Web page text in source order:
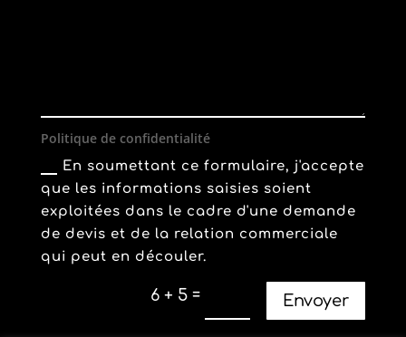
Politique de confidentialité
En soumettant ce formulaire, j'accepte
que les informations saisies soient
exploitées dans le cadre d'une demande
de devis et de la relation commerciale
qui peut en découler.
6 + 5 = Envoyer